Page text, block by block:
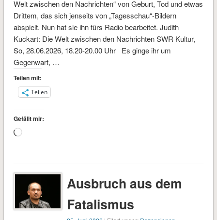
Welt zwischen den Nachrichten“ von Geburt, Tod und etwas
Drittem, das sich jenseits von „Tagesschau“-Bildern
abspielt. Nun hat sie ihn fürs Radio bearbeitet. Judith
Kuckart: Die Welt zwischen den Nachrichten SWR Kultur,
So, 28.06.2026, 18.20-20.00 Uhr Es ginge ihr um
Gegenwart, …
Teilen mit:
Teilen
Gefällt mir:
Wird
Ausbruch aus dem
Fatalismus